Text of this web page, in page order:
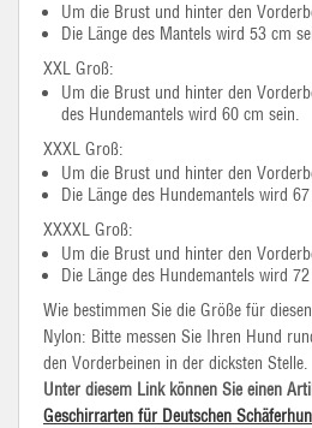
Um die Brust und hinter den
Die Länge des Mantels wird 53 cm
XXL Groß:
Um die Brust und hinter den
des Hundemantels wird 60 cm sein.
XXXL Groß:
Um die Brust und hinter den
Die Länge des Hundemantels wird
XXXXL Groß:
Um die Brust und hinter den
Die Länge des Hundemantels wird
Wie bestimmen Sie die Größe für
Nylon: Bitte messen Sie Ihren Hund
den Vorderbeinen in der dicksten Stelle.
Unter diesem Link können Sie einen
Geschirrarten für Deutschen